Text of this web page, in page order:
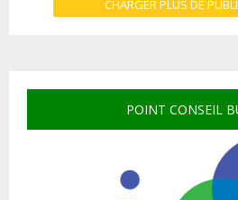
CHARGER PLUS DE
POINT CONSEIL